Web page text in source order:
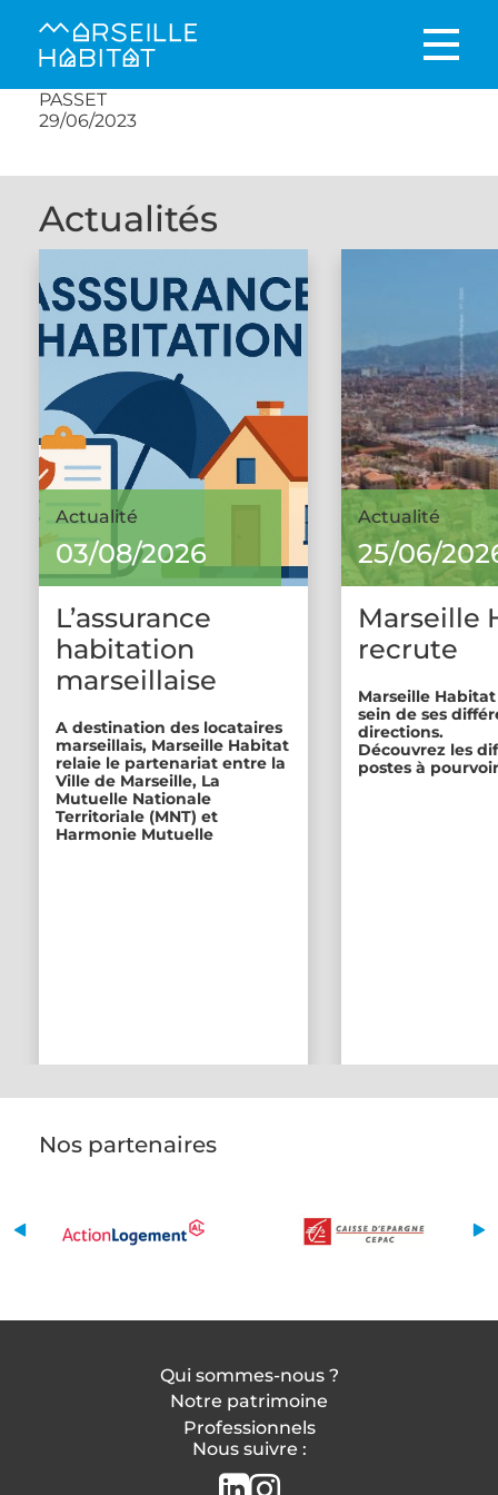
PASSET
29/06/2023
Actualités
Actualité
03/08/2026
L’assurance
habitation
marseillaise
A destination des locataires
marseillais, Marseille Habitat
relaie le partenariat entre la
Ville de Marseille, La
Mutuelle Nationale
Territoriale (MNT) et
Harmonie Mutuelle
Actualité
25/06/
Marseille
recrute
Marseille
sein de ses
directions.
Découvrez les
postes à
Nos partenaires
Qui sommes-nous ?
Notre patrimoine
Professionnels
Nous suivre :